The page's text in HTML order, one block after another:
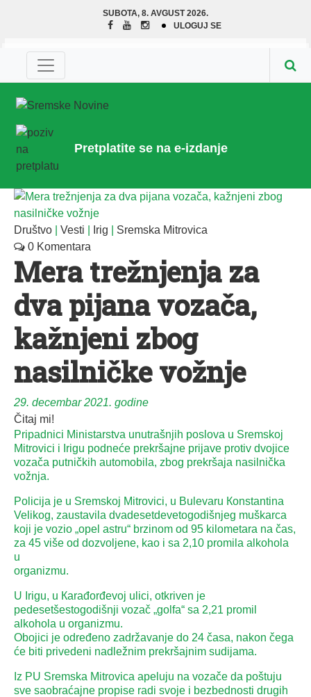
SUBOTA, 8. AVGUST 2026.
ULOGUJ SE
Pretplatite se na e-izdanje
Društvo Vesti Irig
Sremska Mitrovica
0 Komentara
Mera trežnjenja za
dva pijana vozača,
kažnjeni zbog
nasilničke vožnje
29. decembar 2021. godine
Čitaj mi!
Pripadnici Ministarstva unutrašnjih poslova u Sremskoj
Mitrovici i Irigu podneće prekršajne prijave protiv dvojice
vozača putničkih automobila, zbog prekršaja nasilnička
vožnja.
Policija je u Sremskoj Mitrovici, u Bulevaru Кonstantina
Velikog, zaustavila dvadesetdevetogodišnjeg muškarca
koji je vozio „opel astru“ brzinom od 95 kilometara na čas,
za 45 više od dozvoljene, kao i sa 2,10 promila alkohola
u
organizmu.
U Irigu, u Кarađorđevoj ulici, otkriven je
pedesetšestogodišnji vozač „golfa“ sa 2,21 promil
alkohola u organizmu.
Obojici je određeno zadržavanje do 24 časa, nakon čega
će biti privedeni nadležnim prekršajnim sudijama.
Iz PU Sremska Mitrovica apeluju na vozače da poštuju
sve saobraćajne propise radi svoje i bezbednosti drugih